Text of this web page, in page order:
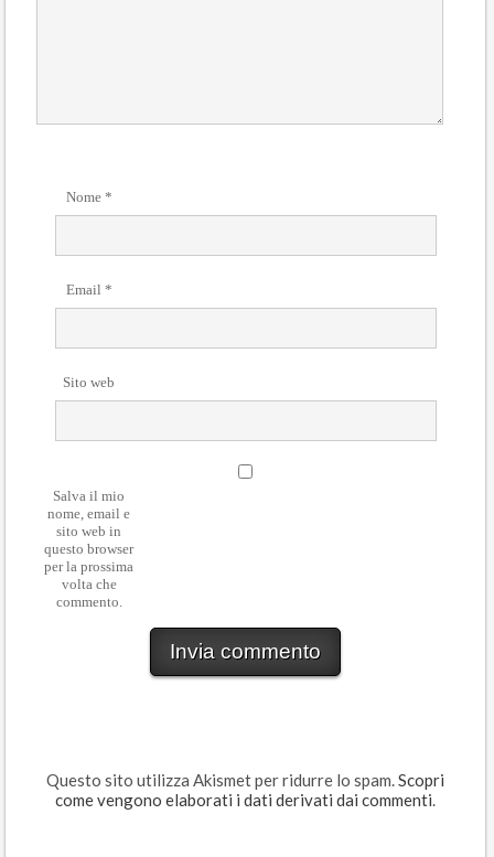
Nome *
Email *
Sito web
Salva il mio
nome, email e
sito web in
questo browser
per la prossima
volta che
commento.
Questo sito utilizza Akismet per ridurre lo spam.Scopri
come vengono elaborati i dati derivati dai commenti.